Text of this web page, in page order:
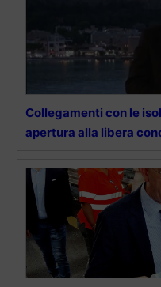
Collegamenti con le
apertura alla libera